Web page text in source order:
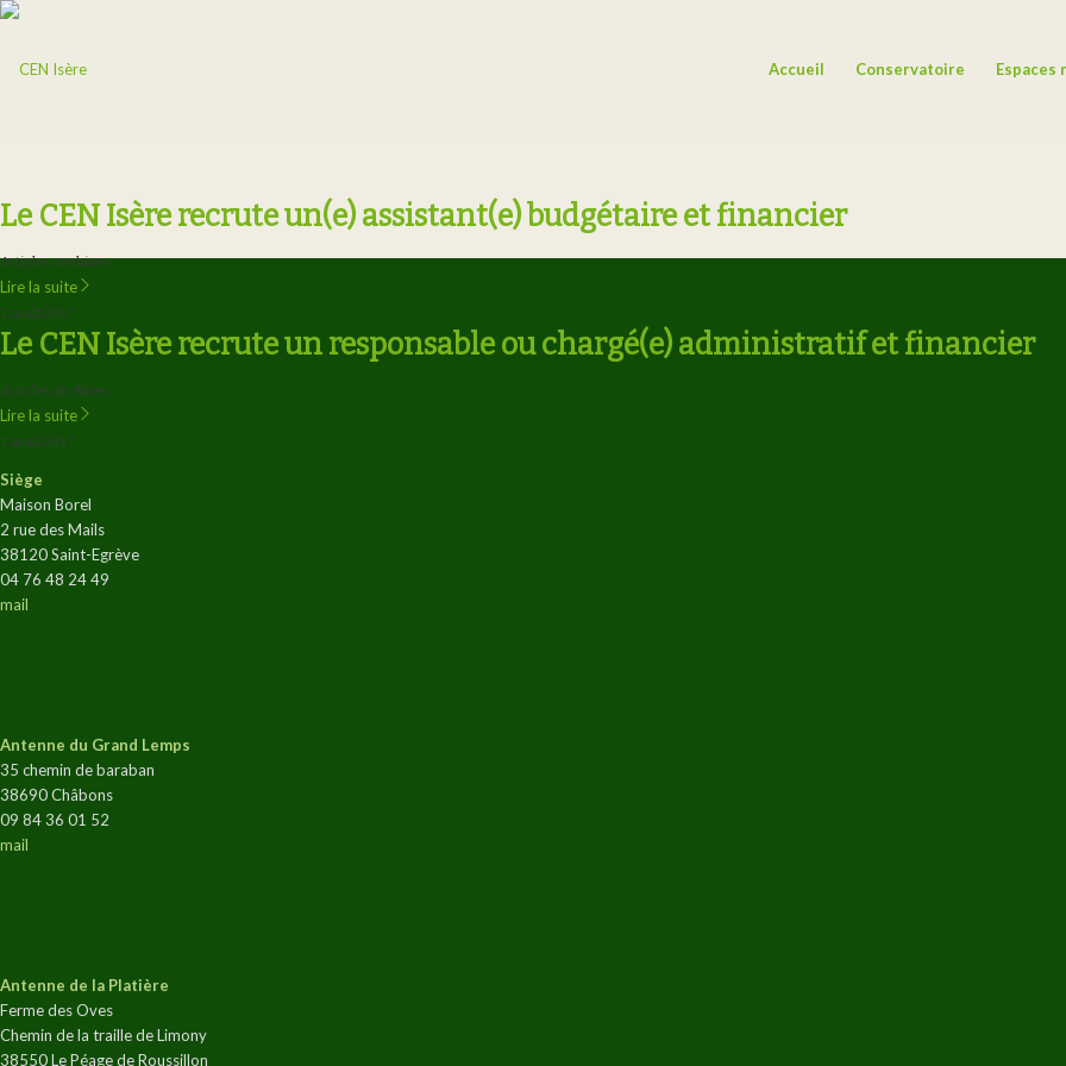
Accueil Conservatoire Espaces
Le CEN Isère recrute un(e) assistant(e) budgétaire et financier
Articles archives
Lire la suite
7 août 2017
Le CEN Isère recrute un responsable ou chargé(e) administratif et financier
Articles archives
Lire la suite
7 août 2017
Siège
Maison Borel
2 rue des Mails
38120 Saint-Egrève
04 76 48 24 49
mail
Antenne du Grand Lemps
35 chemin de baraban
38690 Châbons
09 84 36 01 52
mail
Antenne de la Platière
Ferme des Oves
Chemin de la traille de Limony
38550 Le Péage de Roussillon